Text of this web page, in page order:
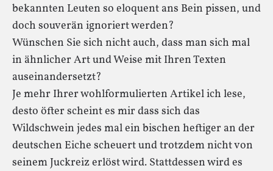
bekannten Leuten so eloquent ans Bein pissen, und
doch souverän ignoriert werden?
Wünschen Sie sich nicht auch, dass man sich mal
in ähnlicher Art und Weise mit Ihren Texten
auseinandersetzt?
Je mehr Ihrer wohlformulierten Artikel ich lese,
desto öfter scheint es mir dass sich das
Wildschwein jedes mal ein bischen heftiger an der
deutschen Eiche scheuert und trotzdem nicht von
seinem Juckreiz erlöst wird. Stattdessen wird es